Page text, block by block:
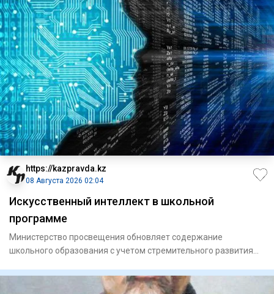
https://kazpravda.kz
08 Августа 2026 02:04
Искусственный интеллект в школьной
программе
Министерство просвещения обновляет содержание
школьного образования с учетом стремительного развития